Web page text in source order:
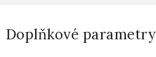
Doplňkové parametry